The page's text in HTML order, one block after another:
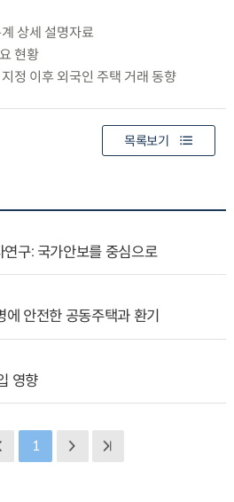
상세 설명자료
현황
정 이후 외국인 주택 거래 동향
목록보기
구: 국가안보를 중심으로
안전한 공동주택과 환기
영향
1